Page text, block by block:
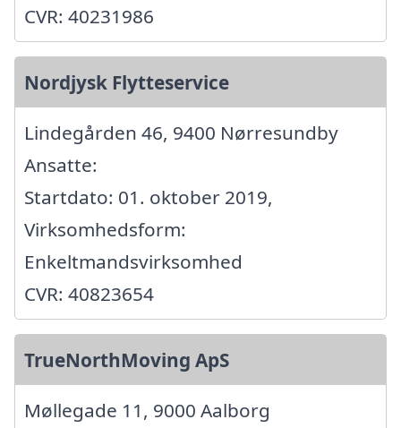
CVR: 40231986
Nordjysk Flytteservice
Lindegården 46, 9400 Nørresundby
Ansatte:
Startdato: 01. oktober 2019,
Virksomhedsform:
Enkeltmandsvirksomhed
CVR: 40823654
TrueNorthMoving ApS
Møllegade 11, 9000 Aalborg